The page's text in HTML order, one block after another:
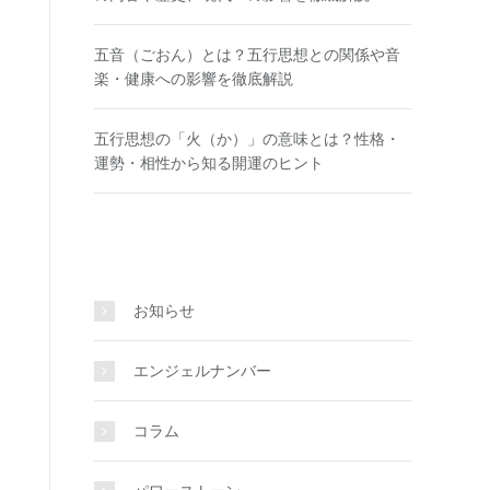
五音（ごおん）とは？五行思想との関係や音
楽・健康への影響を徹底解説
五行思想の「火（か）」の意味とは？性格・
運勢・相性から知る開運のヒント
お知らせ
エンジェルナンバー
コラム